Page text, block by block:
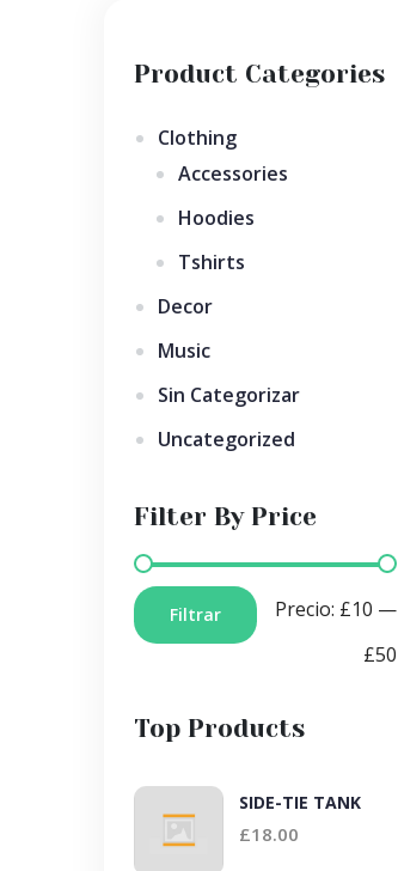
Product Categories
Clothing
Accessories
Hoodies
Tshirts
Decor
Music
Sin Categorizar
Uncategorized
Filter By Price
Filtrar Precio: £10 —
£50
Top Products
SIDE-TIE TANK
£18.00